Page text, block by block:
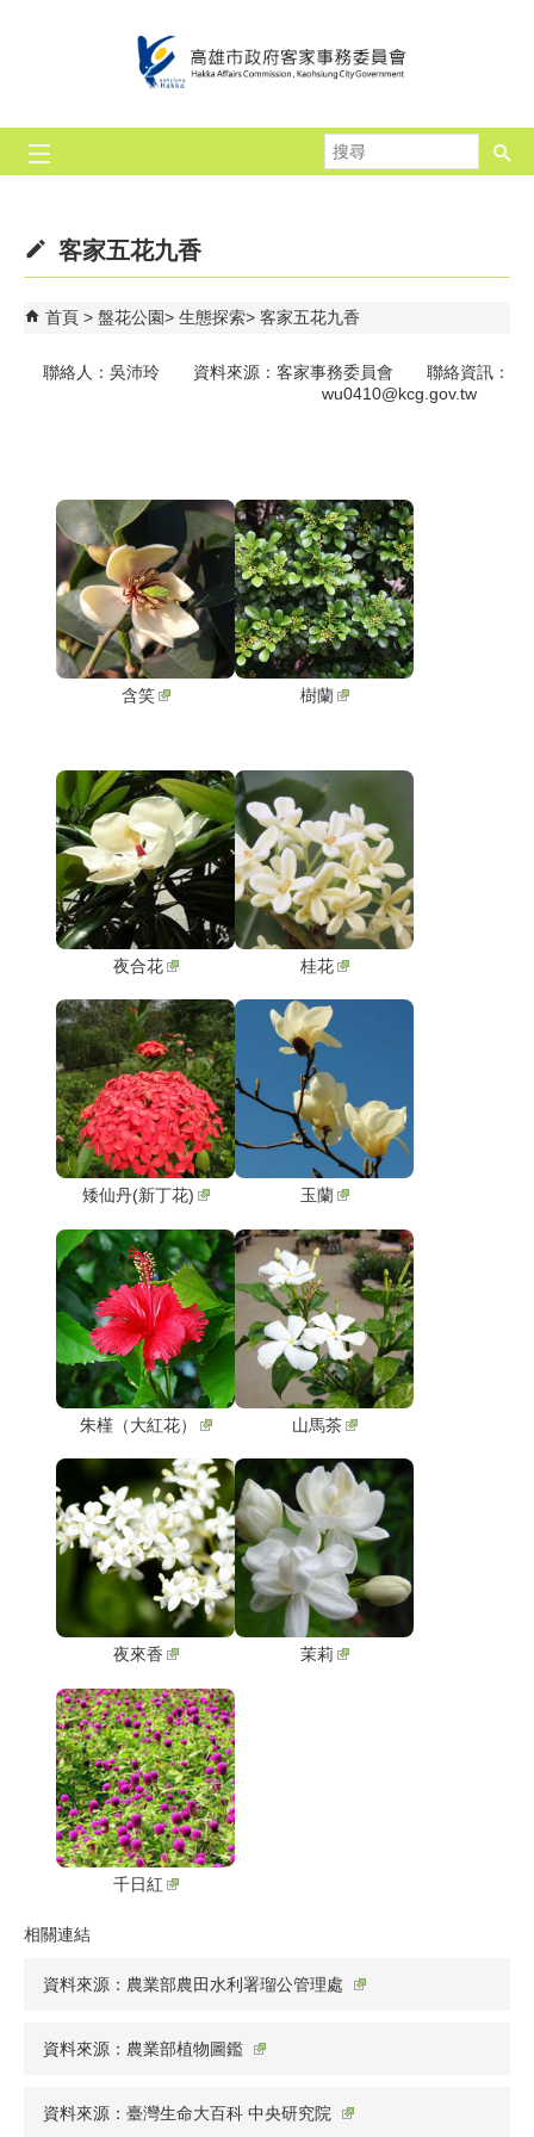
尋
客家五花九香
首頁 盤花公園 生態探索 客家五花九香
聯絡人：吳沛玲 資料來源：客家事務委員會 聯絡資訊：
wu0410@kcg.gov.tw
含笑 樹蘭
夜合花 桂花
矮仙丹(新丁花) 玉蘭
朱槿（大紅花） 山馬茶
夜來香 茉莉
千日紅
相關連結
資料來源：農業部農田水利署瑠公管理處
資料來源：農業部植物圖鑑
資料來源：臺灣生命大百科 中央研究院